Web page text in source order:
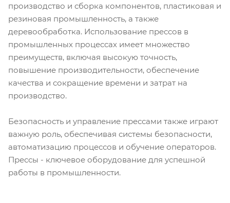
производство и сборка компонентов, пластиковая и
резиновая промышленность, а также
деревообработка. Использование прессов в
промышленных процессах имеет множество
преимуществ, включая высокую точность,
повышение производительности, обеспечение
качества и сокращение времени и затрат на
производство.
Безопасность и управление прессами также играют
важную роль, обеспечивая системы безопасности,
автоматизацию процессов и обучение операторов.
Прессы - ключевое оборудование для успешной
работы в промышленности.